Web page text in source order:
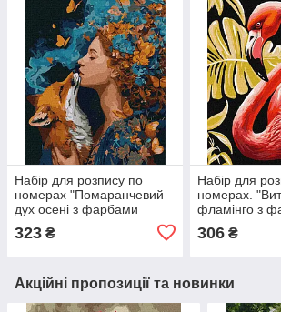
Набір для розпису по
номерах "Помаранчевий
дух осені з фарбами
323 ₴
Набір для
номерах.
фламінго з
306₴
Акційні пропозиції та новинки